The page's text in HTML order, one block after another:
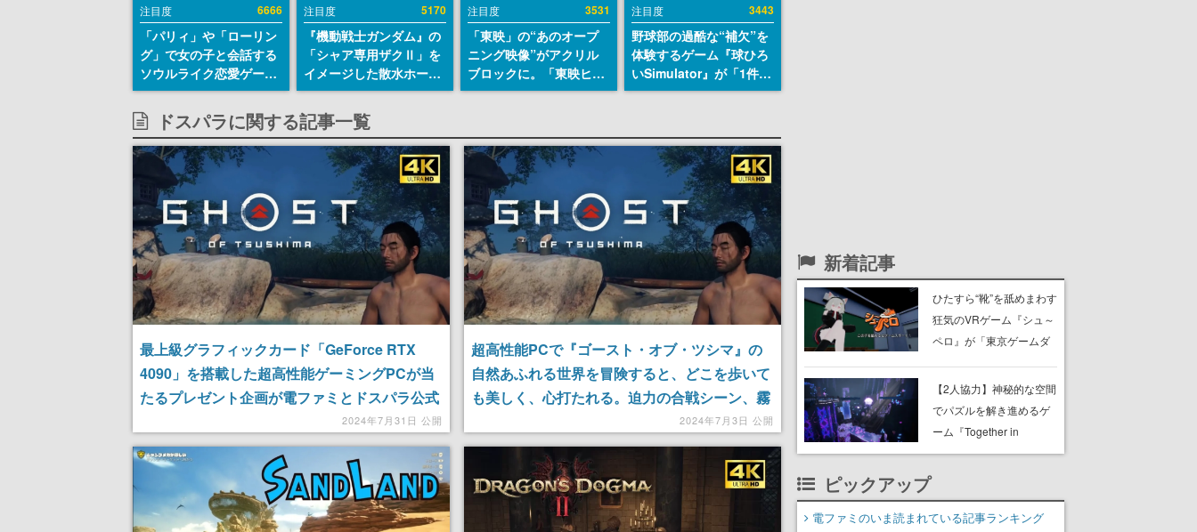
注目度 6666
「パリィ」や「ローリン
グ」で女の子と会話する
ソウルライク恋愛ゲーム
『小早川さんはソウルラ
イク』無料公開。返事に
失敗すると「YOU
DIED」
注目度 5170
『機動戦士ガンダム』の
「シャア専用ザクⅡ」を
イメージした散水ホース
リールが予約開始。本体
にはシャアのパーソナル
マークやジオン公国軍の
エンブレム、型式番号な
どを配置
注目度 3531
「東映」の“あのオープ
ニング映像”がアクリル
ブロックに。「東映ヒス
トリカル グッズコレクシ
注目度 3443
野球部の過酷な“補欠”を
体験するゲーム『球ひろ
いSimulator』が「1件」
のウィッシュリストをも
ダム・カム』開発元やチ
ェコのプロ野球選手から
ドスパラに関する記事一覧
最上級グラフィックカード「GeForce RTX
4090」を搭載した超高性能ゲーミングPCが当
たるプレゼント企画が電ファミとドスパラ公式
Xにて開催。同機種を使用して撮影したプレイ
動画も公開中
2024年7月31日 公開
超高性能PCで『ゴースト・オブ・ツシマ』の
自然あふれる世界を冒険すると、どこを歩いて
も美しく、心打たれる。迫力の合戦シーン、霧
濃い朝の景色、夕景、雨の中の戦いなど、対馬
を舞台とした美しいシチュエーションの数々を
4K映像でお届け
2024年7月3日 公開
新着記事
ひたすら“靴”を舐めまわす
狂気のVRゲーム『シュ～
ペロ』が「東京ゲームダ
ャッチコピーは「三度の
飯より靴を舐めよう」と
前のめり。公式アカウン
【2人協力】神秘的な空間
でパズルを解き進めるゲ
ーム『Together in
Forgotten Lands』が本日
界の古代洞窟を舞台に、4
ピックアップ
電ファミのいま読まれている記事ランキング